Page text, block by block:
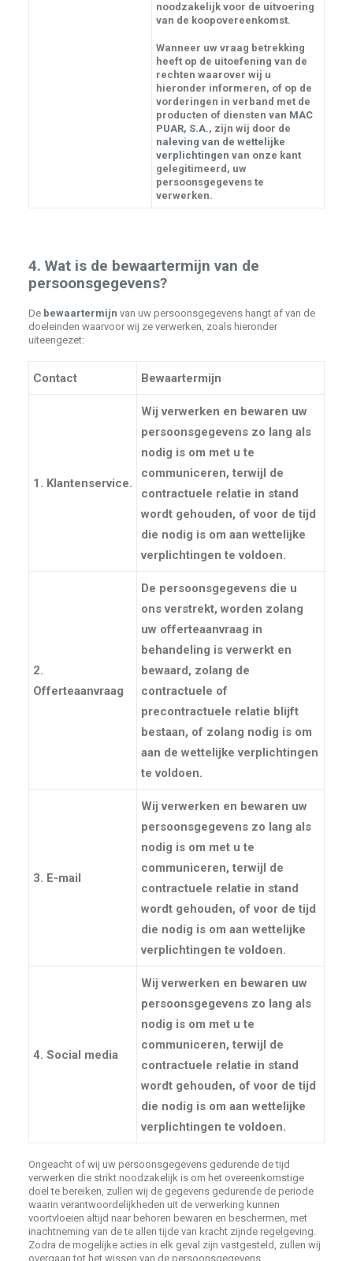
noodzakelijk voor de uitvoering
van de koopovereenkomst.
Wanneer uw vraag betrekking
heeft op de uitoefening van de
rechten waarover wij u
hieronder informeren, of op de
vorderingen in verband met de
producten of diensten van MAC
PUAR, S.A., zijn wij door de
naleving van de wettelijke
verplichtingen van onze kant
gelegitimeerd, uw
persoonsgegevens te
verwerken.
4. Wat is de bewaartermijn van de
persoonsgegevens?
De bewaartermijn van uw persoonsgegevens hangt af van de
doeleinden waarvoor wij ze verwerken, zoals hieronder
uiteengezet:
Contact Bewaartermijn
1. Klantenservice.
Wij verwerken en bewaren uw
persoonsgegevens zo lang als
nodig is om met u te
communiceren, terwijl de
contractuele relatie in stand
wordt gehouden, of voor de tijd
die nodig is om aan wettelijke
verplichtingen te voldoen.
2.
Offerteaanvraag
De persoonsgegevens die u
ons verstrekt, worden zolang
uw offerteaanvraag in
behandeling is verwerkt en
bewaard, zolang de
contractuele of
precontractuele relatie blijft
bestaan, of zolang nodig is om
aan de wettelijke verplichtingen
te voldoen.
3. E-mail
Wij verwerken en bewaren uw
persoonsgegevens zo lang als
nodig is om met u te
communiceren, terwijl de
contractuele relatie in stand
wordt gehouden, of voor de tijd
die nodig is om aan wettelijke
verplichtingen te voldoen.
4. Social media
Wij verwerken en bewaren uw
persoonsgegevens zo lang als
nodig is om met u te
communiceren, terwijl de
contractuele relatie in stand
wordt gehouden, of voor de tijd
die nodig is om aan wettelijke
verplichtingen te voldoen.
Ongeacht of wij uw persoonsgegevens gedurende de tijd
verwerken die strikt noodzakelijk is om het overeenkomstige
doel te bereiken, zullen wij de gegevens gedurende de periode
waarin verantwoordelijkheden uit de verwerking kunnen
voortvloeien altijd naar behoren bewaren en beschermen, met
inachtneming van de te allen tijde van kracht zijnde regelgeving.
Zodra de mogelijke acties in elk geval zijn vastgesteld, zullen wij
overgaan tot het wissen van de persoonsgegevens.